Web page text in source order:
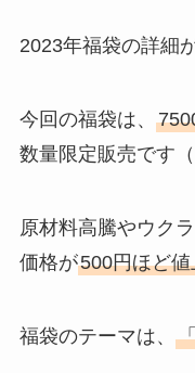
2023年福袋の詳細
今回の福袋は、
数量限定販売です
原材料高騰やウク
価格が500円ほど
福袋のテーマは、